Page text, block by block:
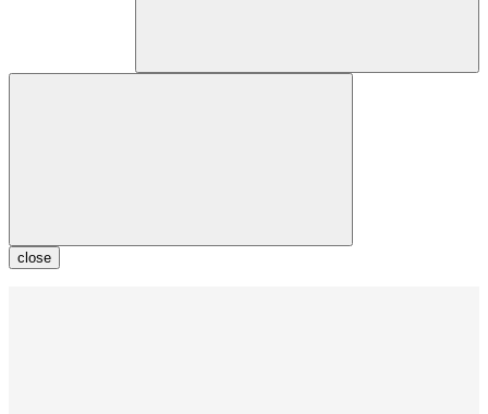
close